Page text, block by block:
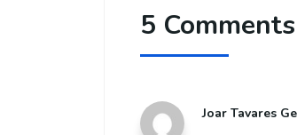
5 Comments
Joar Tavares